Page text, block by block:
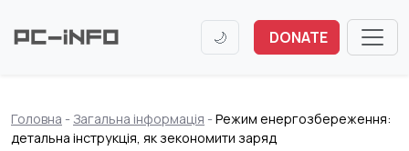
🌙 DONATE
Головна - Загальна інформація -Режим енергозбереження:
детальна інструкція, як зекономити заряд